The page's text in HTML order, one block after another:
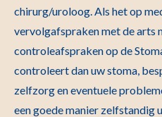
chirurg/uroloog. Als het op
vervolgafspraken met de arts
controleafspraken op de
controleert dan uw stoma,
zelfzorg en eventuele
een goede manier zelfstandig